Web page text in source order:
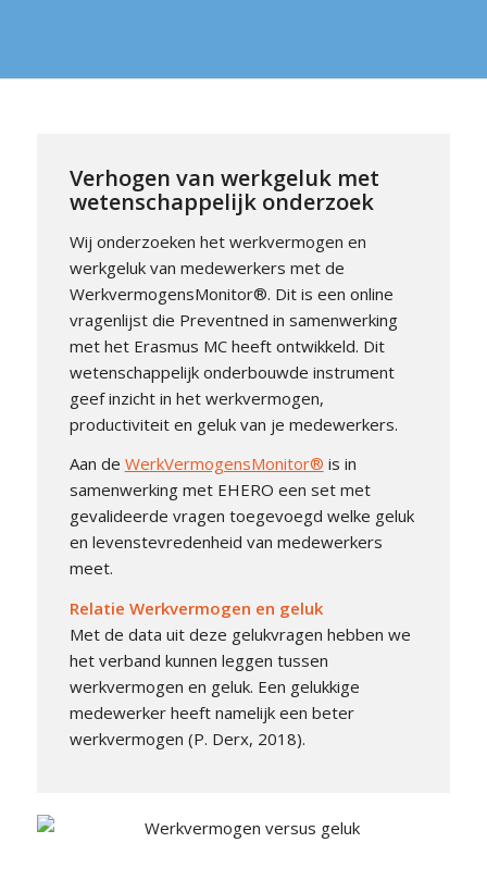
Verhogen van werkgeluk met
wetenschappelijk onderzoek
Wij onderzoeken het werkvermogen en
werkgeluk van medewerkers met de
WerkvermogensMonitor®. Dit is een online
vragenlijst die Preventned in samenwerking
met het Erasmus MC heeft ontwikkeld. Dit
wetenschappelijk onderbouwde instrument
geef inzicht in het werkvermogen,
productiviteit en geluk van je medewerkers.
Aan de WerkVermogensMonitor® is in
samenwerking met EHERO een set met
gevalideerde vragen toegevoegd welke geluk
en levenstevredenheid van medewerkers
meet.
Relatie Werkvermogen en geluk
Met de data uit deze gelukvragen hebben we
het verband kunnen leggen tussen
werkvermogen en geluk. Een gelukkige
medewerker heeft namelijk een beter
werkvermogen (P. Derx, 2018).